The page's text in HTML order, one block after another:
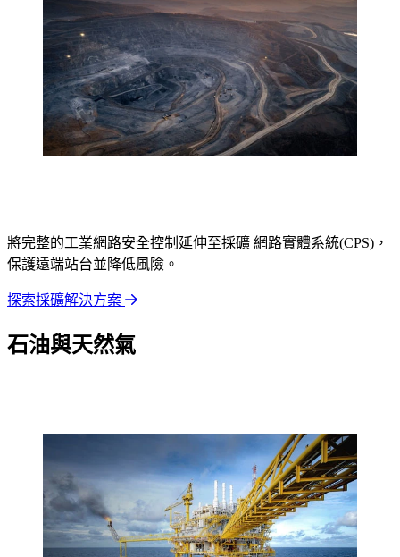
將完整的工業網路安全控制延伸至採礦 網路實體系統(CPS)，
保護遠端站台並降低風險。
探索採礦解決方案
石油與天然氣